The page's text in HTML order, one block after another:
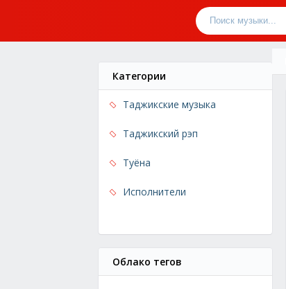
Категории
Таджикские музыка
Таджикский рэп
Туёна
Исполнители
Облако тегов